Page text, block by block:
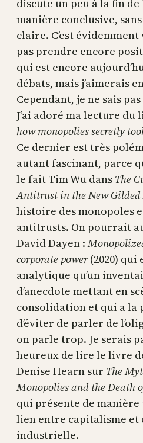
discute un peu à la fin
manière conclusive,
claire. C’est
pas prendre encore
qui est encore
débats, mais j’aimerais
Cependant, je ne sais
J’ai adoré ma lecture
how monopolies secretly
Ce dernier est très
autant fascinant, parce
le fait Tim Wu dans The
Antitrust in the New Gilded
histoire des monopoles
antitrusts. On pourrait
David Dayen :
corporate power(2020) qui
analytique qu’un
d’anecdote mettant en
consolidation et qui a la
d’éviter de parler de
on parle trop. Je serais
heureux de lire le livre
Denise Hearn sur The
Monopolies and the Death
qui présente de manière
lien entre capitalisme
industrielle.